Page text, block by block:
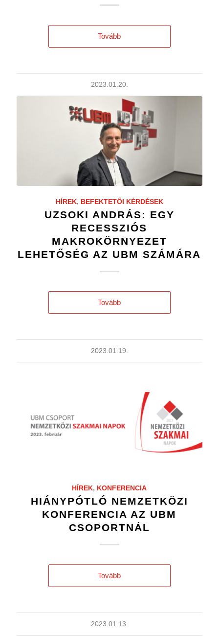
Tovább
2023.01.20.
HÍREK, BEFEKTETŐI KÉRDÉSEK
UZSOKI ANDRÁS: EGY
RECESSZIÓS
MAKROKÖRNYEZET
LEHETŐSÉG AZ UBM SZÁMÁRA
Tovább
2023.01.19.
HÍREK, KONFERENCIA
HIÁNYPÓTLÓ NEMZETKÖZI
KONFERENCIA AZ UBM
CSOPORTNÁL
Tovább
2023.01.13.